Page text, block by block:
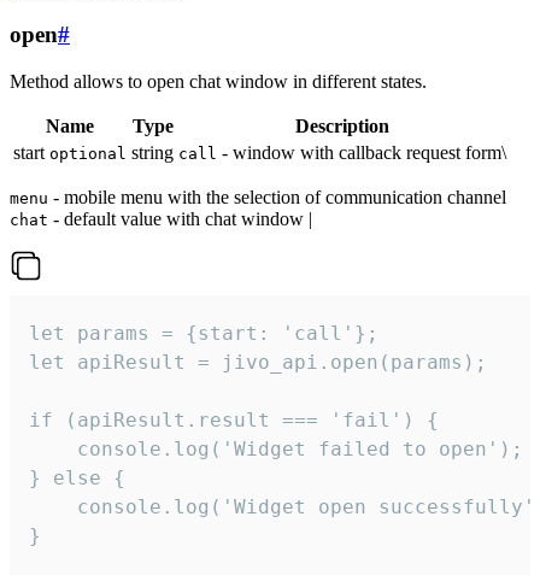
open#
Method allows to open chat window in different states.
Name Type
Description
start optional string call - window with callback request form\
menu - mobile menu with the selection of communication channel
chat - default value with chat window |
let params = {start: 'call'};
let apiResult = jivo_api.open(params);
if (apiResult.result === 'fail') {
    console.log('Widget failed to open');
} else {
console.log('Widget open
}